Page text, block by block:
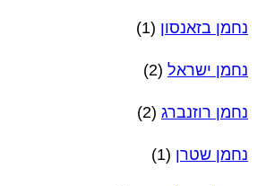
נחמן בזאנסון (1)
נחמן ישראל (2)
נחמן רוזנברג (2)
נחמן שטרן (1)